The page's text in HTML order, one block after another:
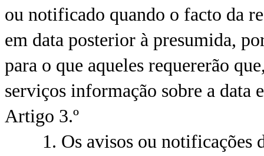
ou notificado quando o facto da
em data posterior à presumida,
para o que aqueles requererão
serviços informação sobre a data
Artigo 3.º
1. Os avisos ou notificações